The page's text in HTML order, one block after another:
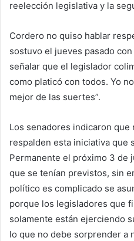
reelección legislativa y la
Cordero no quiso hablar
sostuvo el jueves pasado
señalar que el legislador
como platicó con todos. Yo
mejor de las suertes”.
Los senadores indicaron que
respalden esta iniciativa que
Permanente el próximo 3 de
que se tenían previstos, sin
político es complicado se
porque los legisladores que
solamente están ejerciendo
lo que no debe sorprender a